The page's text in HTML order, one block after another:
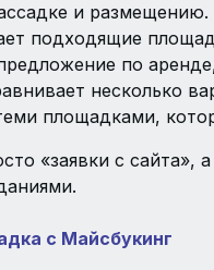
и размещению.
подходящие
по
несколько
площадками,
«заявки с
с Майсбукинг